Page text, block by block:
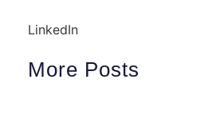
LinkedIn
More Posts